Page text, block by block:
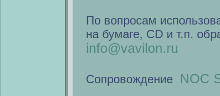
По вопросам
на бумаге, CD и т.п.
info@vavilon.ru
Сопровождение NOC